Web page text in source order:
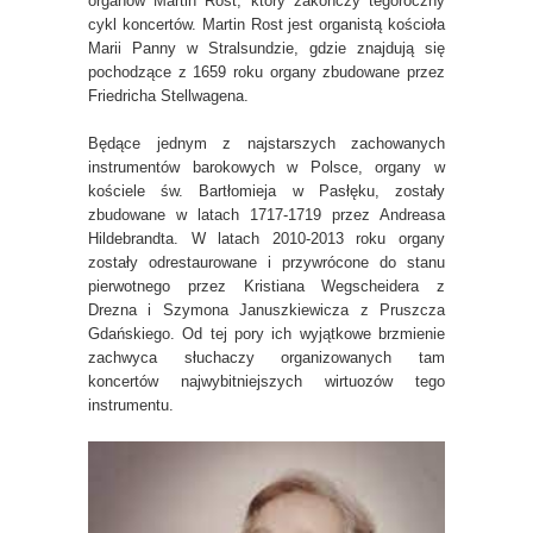
cykl koncertów. Martin Rost jest organistą kościoła
Marii Panny w Stralsundzie, gdzie znajdują się
pochodzące z 1659 roku organy zbudowane przez
Friedricha Stellwagena.
Będące jednym z najstarszych zachowanych
instrumentów barokowych w Polsce, organy w
kościele św. Bartłomieja w Pasłęku, zostały
zbudowane w latach 1717-1719 przez Andreasa
Hildebrandta. W latach 2010-2013 roku organy
zostały odrestaurowane i przywrócone do stanu
pierwotnego przez Kristiana Wegscheidera z
Drezna i Szymona Januszkiewicza z Pruszcza
Gdańskiego. Od tej pory ich wyjątkowe brzmienie
zachwyca słuchaczy organizowanych tam
koncertów najwybitniejszych wirtuozów tego
instrumentu.